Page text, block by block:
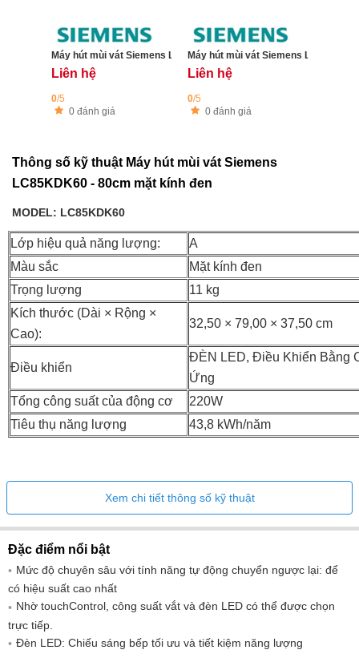
Máy hút mùi vát Siemens LC91KLT60 iQ700 - 90cm
Liên hệ
0/5
0 đánh giá
Máy hút mùi vát Siemens
Liên hệ
0/5
0 đánh giá
Thông số kỹ thuật Máy hút mùi vát Siemens
LC85KDK60 - 80cm mặt kính đen
MODEL: LC85KDK60
Lớp hiệu quả năng lượng:
A
Màu sắc
Mặt kính đen
Trọng lượng
11 kg
Kích thước (Dài × Rộng ×
Cao):
32,50 × 79,00 × 37,50 cm
Điều khiển
ĐÈN LED, Điều Khiển Bằng
Ứng
Tổng công suất của động cơ
220W
Tiêu thụ năng lượng
43,8 kWh/năm
Xem chi tiết thông số kỹ thuật
Đặc điểm nổi bật
Mức độ chuyên sâu với tính năng tự động chuyển ngược lại: để
có hiệu suất cao nhất
Nhờ touchControl, công suất vắt và đèn LED có thể được chọn
trực tiếp.
Đèn LED: Chiếu sáng bếp tối ưu và tiết kiệm năng lượng